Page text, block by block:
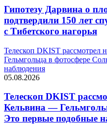
Гипотезу Дарвина о
подтвердили 150 лет
с Тибетского нагорья
Телескоп DKIST рассмотрел
Гельмгольца в фотосфере
наблюдения
05.08.2026
Телескоп DKIST
Кельвина —
Это первые подобные